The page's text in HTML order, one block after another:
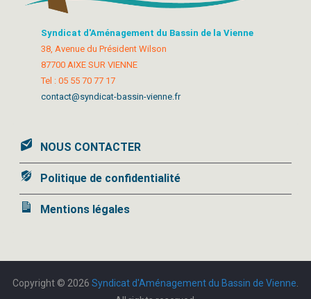
Syndicat d'Aménagement du Bassin de la Vienne
38, Avenue du Président Wilson
87700 AIXE SUR VIENNE
Tel : 05 55 70 77 17
contact@syndicat-bassin-vienne.fr
NOUS CONTACTER
Politique de confidentialité
Mentions légales
Copyright © 2026 Syndicat d'Aménagement du Bassin de Vienne.